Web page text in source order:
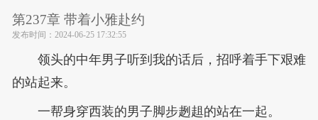
第237章 带着小雅赴约
发布时间： 2024-06-25 17:32:55
领头的中年男子听到我的话后，招呼着手下艰难
的站起来。
一帮身穿西装的男子脚步趔趄的站在一起。